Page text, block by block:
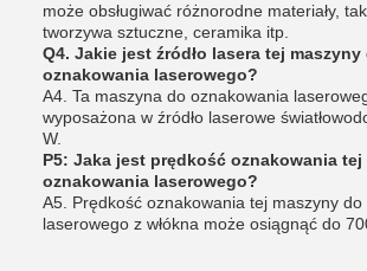
może obsługiwać różnorodne materiały,
tworzywa sztuczne, ceramika itp.
Q4. Jakie jest źródło lasera tej maszyny
oznakowania laserowego?
A4. Ta maszyna do oznakowania
wyposażona w źródło laserowe
W.
P5: Jaka jest prędkość oznakowania tej
oznakowania laserowego?
A5. Prędkość oznakowania tej maszyny do
laserowego z włókna może osiągnąć do